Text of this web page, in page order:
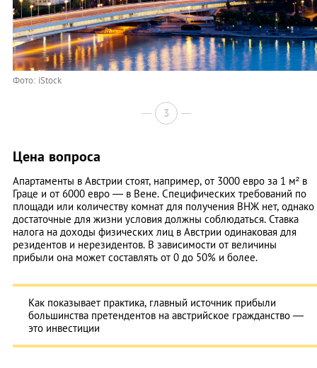
Фото: iStock
3
Цена вопроса
Апартаменты в Австрии стоят, например, от 3000 евро за 1 м² в
Граце и от 6000 евро — в Вене. Специфических требований по
площади или количеству комнат для получения ВНЖ нет, однако
достаточные для жизни условия должны соблюдаться. Ставка
налога на доходы физических лиц в Австрии одинаковая для
резидентов и нерезидентов. В зависимости от величины
прибыли она может составлять от 0 до 50% и более.
Как показывает практика, главный источник прибыли
большинства претендентов на австрийское гражданство —
это инвестиции